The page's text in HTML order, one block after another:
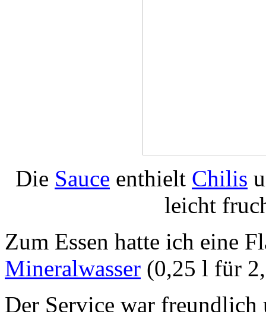
Die Sauce enthielt Chilis
leicht
Zum Essen hatte ich eine
Mineralwasser (0,25 l für
Der Service war